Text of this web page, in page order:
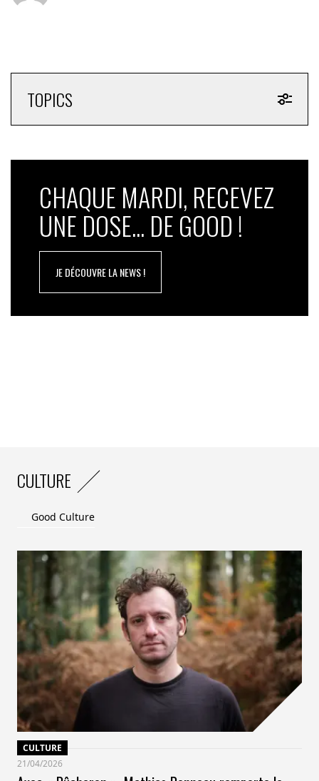
TOPICS
CHAQUE MARDI, RECEVEZ
UNE DOSE... DE GOOD !
JE DÉCOUVRE LA NEWS !
CULTURE
Good Culture
CULTURE
21/04/2026